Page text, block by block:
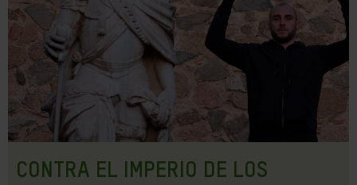
CONTRA EL IMPERIO DE LOS